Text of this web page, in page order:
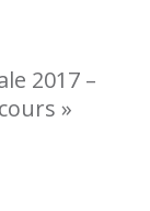
2017 –
»